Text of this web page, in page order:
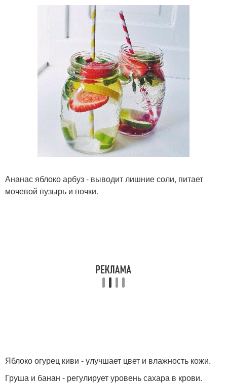
Ананас яблоко арбуз - выводит лишние соли, питает
мочевой пузырь и почки.
Яблоко огурец киви - улучшает цвет и влажность кожи.
Груша и банан - регулирует уровень сахара в крови.